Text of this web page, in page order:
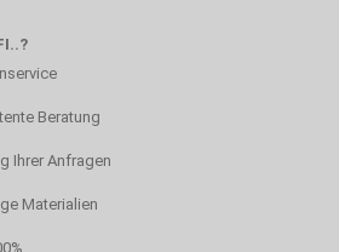
Beratung
Ihrer Anfragen
Materialien